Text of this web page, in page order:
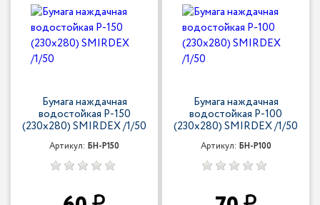
Бумага наждачная
водостойкая P-150
(230х280) SMIRDEX /1/50
Артикул: БН-P150
Бумага наждачная
водостойкая P-100
(230х280) SMIRDEX /1/50
Артикул: БН-P100